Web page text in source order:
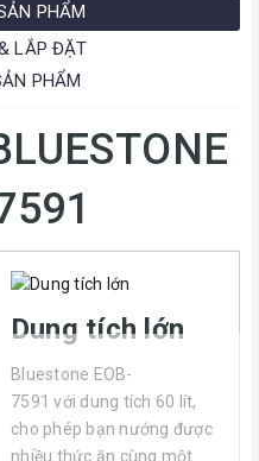
PHẨM
LẮP ĐẶT
PHẨM
Dung tích lớn
Bluestone EOB-
7591 với dung tích 60 lít,
cho phép bạn nướng được
nhiều thức ăn cùng một